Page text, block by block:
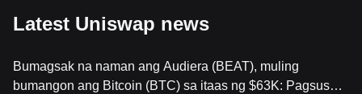
Latest Uniswap news
Bumagsak na naman ang Audiera (BEAT), muling
bumangon ang Bitcoin (BTC) sa itaas ng $63K: Pagsusuri